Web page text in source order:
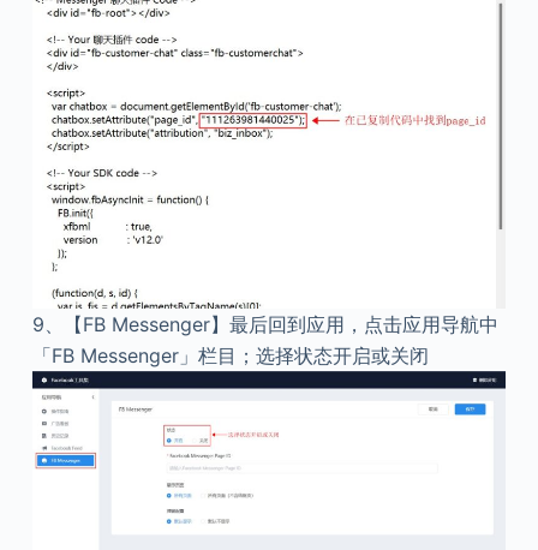
9、
【FB Messenger】最后回到应用，点击应用导航中
「FB Messenger」栏目；选择状态开启或关闭